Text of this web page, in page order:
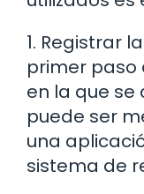
1. Registrar
primer paso
en la que se
puede ser
una
sistema de